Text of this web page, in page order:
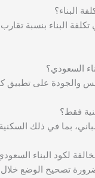
البناء؟
السعودي؟
والجودة على تطبيق
فقط؟
بما في ذلك
لكود البناء
تصحيح الوضع